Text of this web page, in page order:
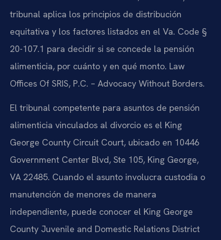
tribunal aplica los principios de distribución
equitativa y los factores listados en el Va. Code §
20-107.1 para decidir si se concede la pensión
alimenticia, por cuánto y en qué monto. Law
Offices Of SRIS, P.C. – Advocacy Without Borders.
El tribunal competente para asuntos de pensión
alimenticia vinculados al divorcio es el King
George County Circuit Court, ubicado en 10446
Government Center Blvd, Ste 105, King George,
VA 22485. Cuando el asunto involucra custodia o
manutención de menores de manera
independiente, puede conocer el King George
County Juvenile and Domestic Relations District